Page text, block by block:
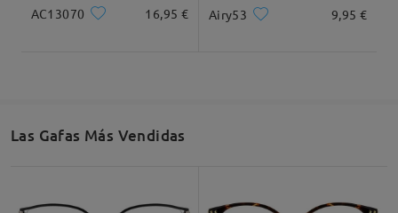
AC13070 16,95 € Airy53 9,95 €
Las Gafas Más Vendidas